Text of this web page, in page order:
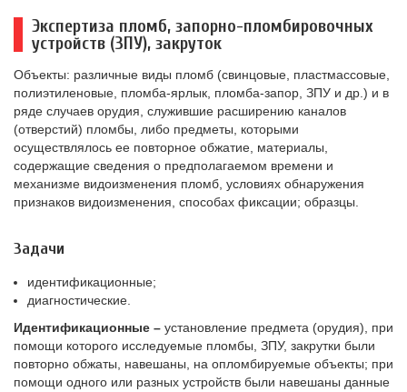
Экспертиза пломб, запорно-пломбировочных
устройств (ЗПУ), закруток
Объекты: различные виды пломб (свинцовые, пластмассовые,
полиэтиленовые, пломба-ярлык, пломба-запор, ЗПУ и др.) и в
ряде случаев орудия, служившие расширению каналов
(отверстий) пломбы, либо предметы, которыми
осуществлялось ее повторное обжатие, материалы,
содержащие сведения о предполагаемом времени и
механизме видоизменения пломб, условиях обнаружения
признаков видоизменения, способах фиксации; образцы.
Задачи
идентификационные;
диагностические.
Идентификационные – установление предмета (орудия), при
помощи которого исследуемые пломбы, ЗПУ, закрутки были
повторно обжаты, навешаны, на опломбируемые объекты; при
помощи одного или разных устройств были навешаны данные